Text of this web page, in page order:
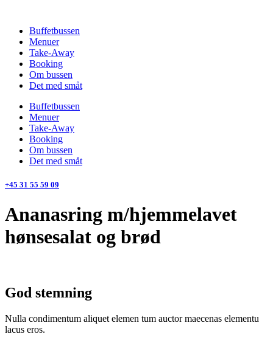
indholdBuffetbussen
Menuer
Take-Away
Booking
Om bussen
Det med småt
Buffetbussen
Menuer
Take-Away
Booking
Om bussen
Det med småt
+45 31 55 59 09
Ananasring m/hjemmelavet
hønsesalat og brød
God stemning
Nulla condimentum aliquet elemen tum auctor maecenas elementu
lacus eros.